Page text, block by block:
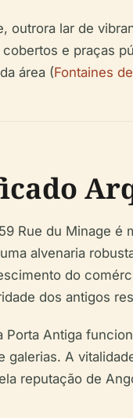
outrora lar de
e praças
área (Fontaines
Rue du Minage
alvenaria
do
dos antigos
Porta Antiga
galerias. A
reputação de